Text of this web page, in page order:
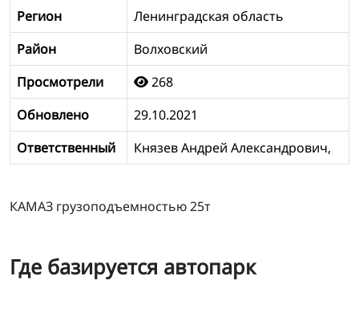
Регион
Ленинградская область
Район
Волховский
Просмотрели
268
Обновлено
29.10.2021
Ответственный
Князев Андрей Александрович,
КАМАЗ грузоподъемностью 25т
Где базируется автопарк